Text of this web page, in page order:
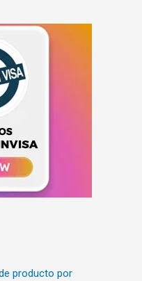
producto por